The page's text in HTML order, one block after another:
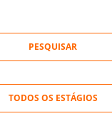
TODOS OS ESTÁGIOS